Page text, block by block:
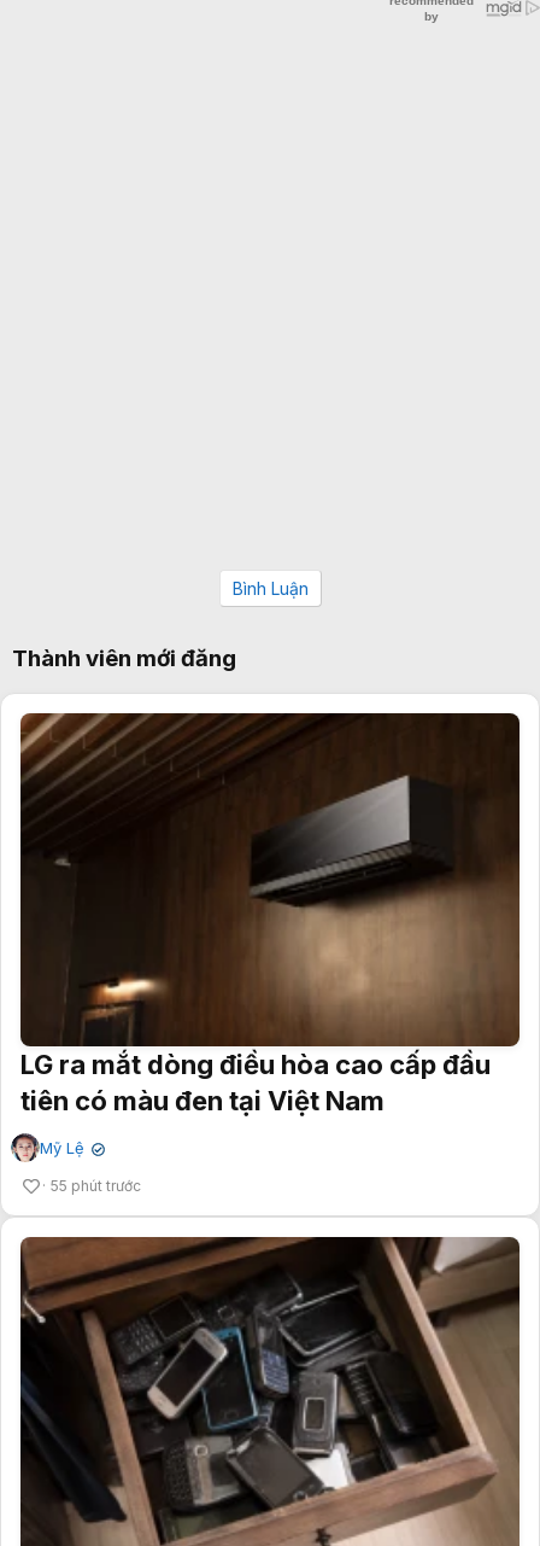
Bình Luận
Thành viên mới đăng
LG ra mắt dòng điều hòa cao cấp đầu
tiên có màu đen tại Việt Nam
Mỹ Lệ ✔
55 phút trước